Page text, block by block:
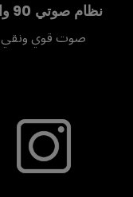
نظام صوتي 90 واط
صوت قوي ونقي